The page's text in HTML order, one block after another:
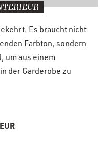
Es braucht nicht
Farbton, sondern
um aus einem
der Garderobe zu